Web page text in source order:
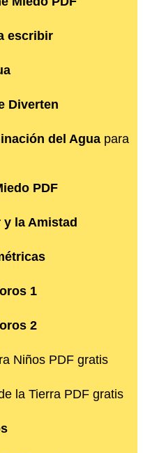
escribir
Diverten
del Agua para
PDF
y la Amistad
1
2
Niños PDF gratis
la Tierra PDF gratis